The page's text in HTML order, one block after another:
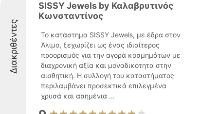
Διακριθέντες
SISSY Jewels by Καλαβρυτινός
Κωνσταντίνος
Το κατάστημα SISSY Jewels, με έδρα στον
Άλιμο, ξεχωρίζει ως ένας ιδιαίτερος
προορισμός για την αγορά κοσμημάτων με
διαχρονική αξία και μοναδικότητα στην
αισθητική. Η συλλογή του καταστήματος
περιλαμβάνει προσεκτικά επιλεγμένα
χρυσά και ασημένια ...